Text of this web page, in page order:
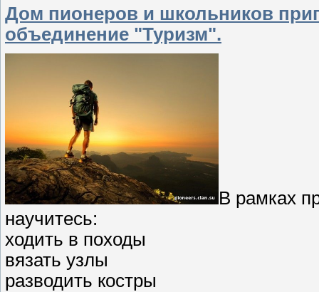
Дом пионеров и школьников
объединение "Туризм".
В рамках
научитесь:
ходить в походы
вязать узлы
разводить костры